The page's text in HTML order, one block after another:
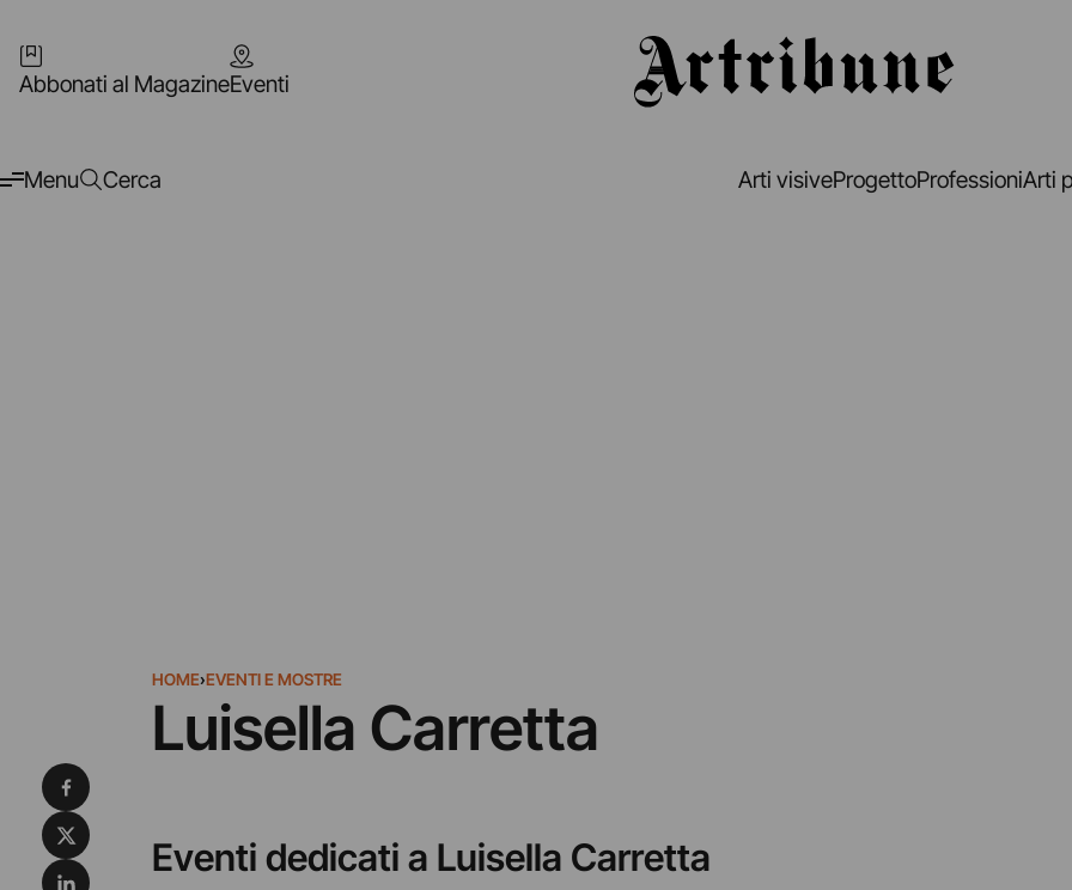
Abbonati al MagazineEventi
Menu Cerca Arti visiveProgettoProfessioniArti
HOME›EVENTI E MOSTRE
Luisella Carretta
Eventi dedicati a Luisella Carretta
Condividi su Facebook
Condividi su X
Condividi su LinkedIn